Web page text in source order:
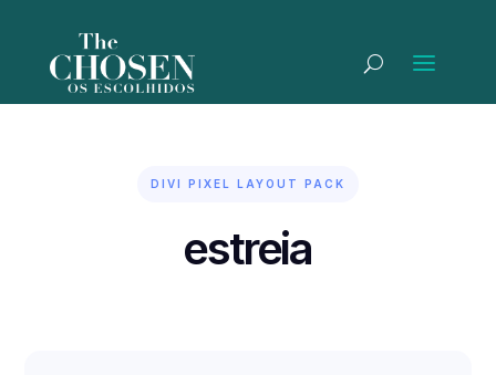
DIVI PIXEL LAYOUT PACK
estreia